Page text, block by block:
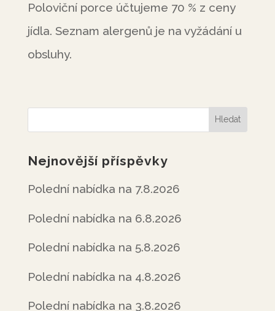
Poloviční porce účtujeme 70 % z ceny
jídla. Seznam alergenů je na vyžádání u
obsluhy.
Nejnovější příspěvky
Polední nabídka na 7.8.2026
Polední nabídka na 6.8.2026
Polední nabídka na 5.8.2026
Polední nabídka na 4.8.2026
Polední nabídka na 3.8.2026